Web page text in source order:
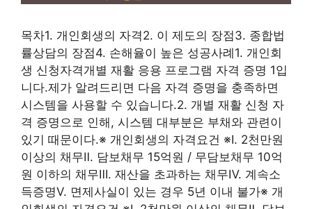
목차1. 개인회생의 자격2. 이 제도의 장점3. 종합법
률상담의 장점4. 손해율이 높은 성공사례1. 개인회
생 신청자격개별 재활 응용 프로그램 자격 증명 1입
니다.제가 알려드리면 다음 자격 증명을 충족하면
시스템을 사용할 수 있습니다.2. 개별 재활 신청 자
격 증명으로 인해, 시스템 대부분은 부채와 관련이
있기 때문이다.※ 개인회생의 자격요건 ※Ⅰ. 2천만원
이상의 채무Ⅱ. 담보채무 15억원 / 무담보채무 10억
원 이하의 채무Ⅲ. 재산을 초과하는 채무Ⅳ. 계속소
득증명Ⅴ. 면제사실이 있는 경우 5년 이내 불가※ 개